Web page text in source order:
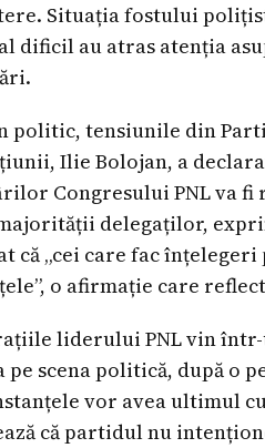
Situația fostului
dificil au atras atenția
politic, tensiunile din
Ilie Bolojan, a
Congresului PNL va fi
delegaților,
că „cei care fac
o afirmație care
liderului PNL vin
pe scena politică, după o
vor avea ultimul
că partidul nu